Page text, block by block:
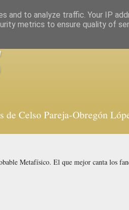
de Celso Pareja-Obregón
Metafísico. El que mejor canta los
and to analyze traffic. Your IP
metrics to ensure quality of